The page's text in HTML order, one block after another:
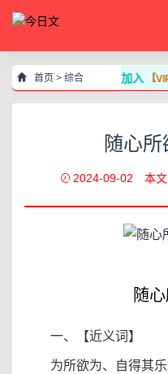
首页 > 综合 加入 【
随心
2024-09-02 本
随心
一、【近义词】
为所欲为、自得其乐